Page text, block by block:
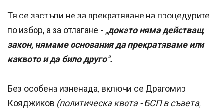
Тя се застъпи не за прекратяване на процедурите
по избор, а за отлагане - „докато няма действащ
закон, нямаме основания да прекратяваме или
каквото и да било друго“.
Без особена изненада, включи се Драгомир
Кояджиков (политическа квота - БСП в съвета,